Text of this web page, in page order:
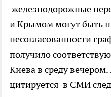
железнодорожные
и Крымом могут быть
несогласованности
получило
Киева в среду
цитируется в СМИ